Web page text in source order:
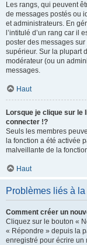
Les rangs, qui peuvent
de messages postés ou
et administrateurs. En
l’intitulé d’un rang car il
poster des messages
supérieur. Sur la plupart
modérateur (ou un
messages.
Haut
Lorsque je clique sur le
connecter !?
Seuls les membres
la fonction a été activée
malveillante de la
Haut
Problèmes liés à
Comment créer un
Cliquez sur le bouton «
« Répondre » depuis la
enregistré pour écrire un